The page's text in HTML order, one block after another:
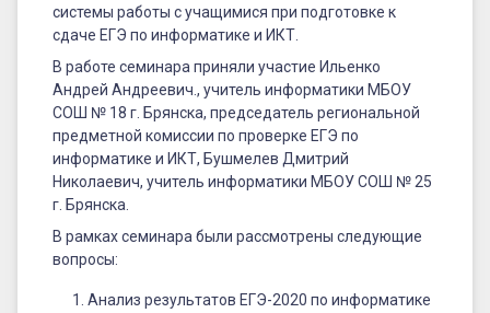
системы работы с учащимися при подготовке к
сдаче ЕГЭ по информатике и ИКТ.
В работе семинара приняли участие Ильенко
Андрей Андреевич., учитель информатики МБОУ
СОШ № 18 г. Брянска, председатель региональной
предметной комиссии по проверке ЕГЭ по
информатике и ИКТ, Бушмелев Дмитрий
Николаевич, учитель информатики МБОУ СОШ № 25
г. Брянска.
В рамках семинара были рассмотрены следующие
вопросы:
Анализ результатов ЕГЭ-2020 по информатике